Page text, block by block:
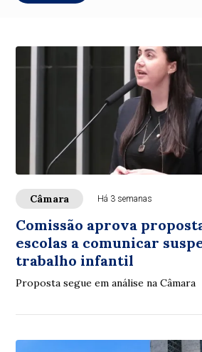
Câmara Há 3 semanas
Comissão aprova
escolas a comunicar
trabalho infantil
Proposta segue em análise na Câmara